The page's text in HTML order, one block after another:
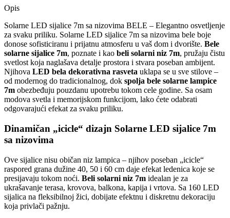
Opis
Solarne LED sijalice 7m sa nizovima BELE – Elegantno osvetljenje
za svaku priliku. Solarne LED sijalice 7m sa nizovima bele boje
donose sofisticiranu i prijatnu atmosferu u vaš dom i dvorište. Bele
solarne sijalice 7m, poznate i kao beli solarni niz 7m, pružaju čistu
svetlost koja naglašava detalje prostora i stvara poseban ambijent.
Njihova LED bela dekorativna rasveta uklapa se u sve stilove –
od modernog do tradicionalnog, dok spolja bele solarne lampice
7m obezbeđuju pouzdanu upotrebu tokom cele godine. Sa osam
modova svetla i memorijskom funkcijom, lako ćete odabrati
odgovarajući efekat za svaku priliku.
Dinamičan „icicle“ dizajn Solarne LED sijalice 7m
sa nizovima
Ove sijalice nisu običan niz lampica – njihov poseban „icicle“
raspored grana dužine 40, 50 i 60 cm daje efekat ledenica koje se
presijavaju tokom noći. Beli solarni niz 7m idealan je za
ukrašavanje terasa, krovova, balkona, kapija i vrtova. Sa 160 LED
sijalica na fleksibilnoj žici, dobijate efektnu i diskretnu dekoraciju
koja privlači pažnju.